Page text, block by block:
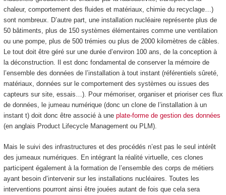
chaleur, comportement des fluides et matériaux, chimie du recyclage…)
sont nombreux. D’autre part, une installation nucléaire représente plus de
50 bâtiments, plus de 150 systèmes élémentaires comme une ventilation
ou une pompe, plus de 500 trémies ou plus de 2000 kilomètres de câbles.
Le tout doit être géré sur une durée d’environ 100 ans, de la conception à
la déconstruction. Il est donc fondamental de conserver la mémoire de
l’ensemble des données de l’installation à tout instant (référentiels sûreté,
matériaux, données sur le comportement des systèmes ou issues des
capteurs sur site, essais…). Pour mémoriser, organiser et prioriser ces flux
de données, le jumeau numérique (donc un clone de l’installation à un
instant t) doit donc être associé à une plate-forme de gestion des données
(en anglais Product Lifecycle Management ou PLM).
Mais le suivi des infrastructures et des procédés n’est pas le seul intérêt
des jumeaux numériques. En intégrant la réalité virtuelle, ces clones
participent également à la formation de l’ensemble des corps de métiers
ayant besoin d’intervenir sur les installations nucléaires. Toutes les
interventions pourront ainsi être jouées autant de fois que cela sera